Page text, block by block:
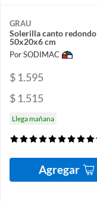
GRAU
Solerilla canto redondo
50x20x6 cm
Por SODIMAC
$ 1.595
$ 1.515
Llega mañana
Agregar